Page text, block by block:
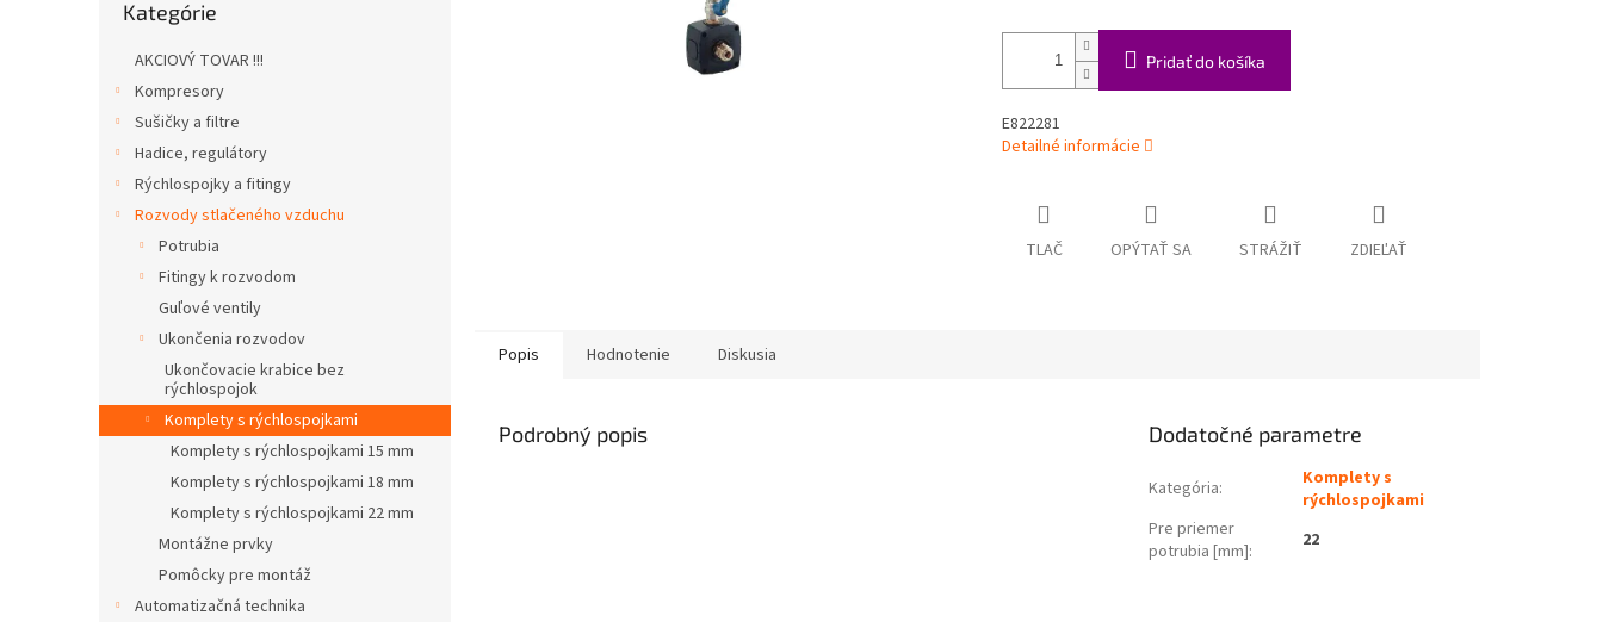
kategórie
Kategórie
AKCIOVÝ TOVAR !!!
Kompresory
Sušičky a filtre
Hadice, regulátory
Rýchlospojky a fitingy
Rozvody stlačeného vzduchu
Potrubia
Fitingy k rozvodom
Guľové ventily
Ukončenia rozvodov
Ukončovacie krabice bez
rýchlospojok
Komplety s rýchlospojkami
Komplety s rýchlospojkami 15 mm
Komplety s rýchlospojkami 18 mm
Komplety s rýchlospojkami 22 mm
Montážne prvky
Pomôcky pre montáž
Automatizačná technika
Pridať do košíka
E822281
Detailné informácie
TLAČ OPÝTAŤ SA STRÁŽIŤ ZDIEĽAŤ
Popis Hodnotenie Diskusia
Podrobný popis Dodatočné parametre
Kategória:
Komplety s
rýchlospojkami
Pre priemer
potrubia [mm]: 22